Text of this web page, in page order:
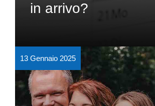
in arrivo?
13 Gennaio 2025